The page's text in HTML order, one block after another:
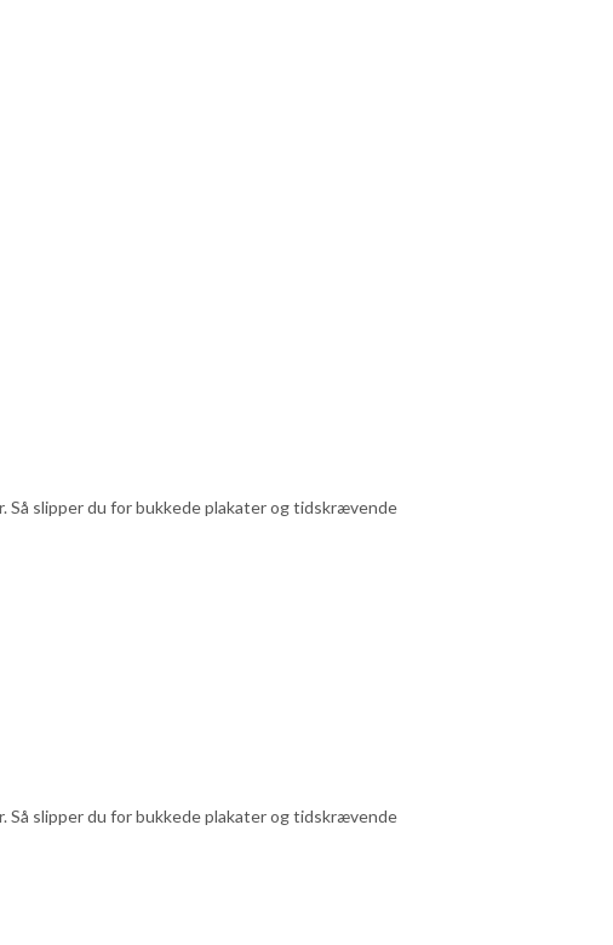
Så slipper du for bukkede plakater og tidskrævende
Så slipper du for bukkede plakater og tidskrævende